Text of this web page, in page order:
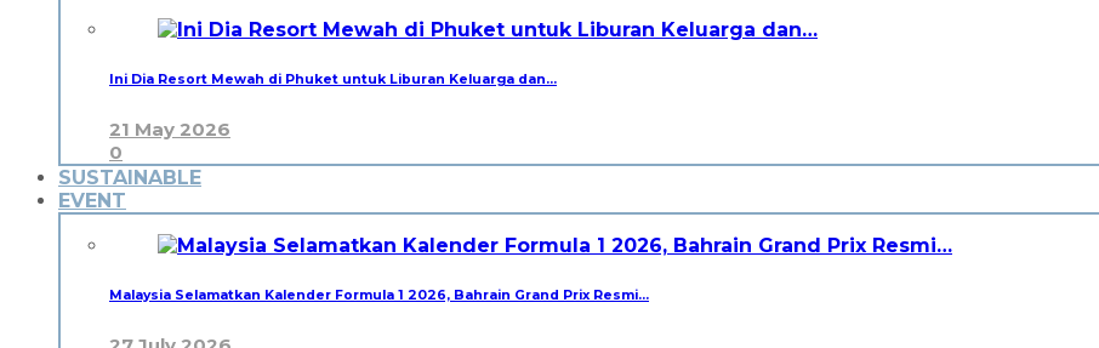
Ini Dia Resort Mewah di Phuket untuk Liburan Keluarga dan…
21 May 2026
0
SUSTAINABLE
EVENT
Malaysia Selamatkan Kalender Formula 1 2026, Bahrain Grand Prix Resmi…